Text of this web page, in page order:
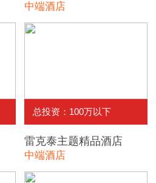
中端酒店
总投资：100万以下
雷克泰主题精品酒店
中端酒店